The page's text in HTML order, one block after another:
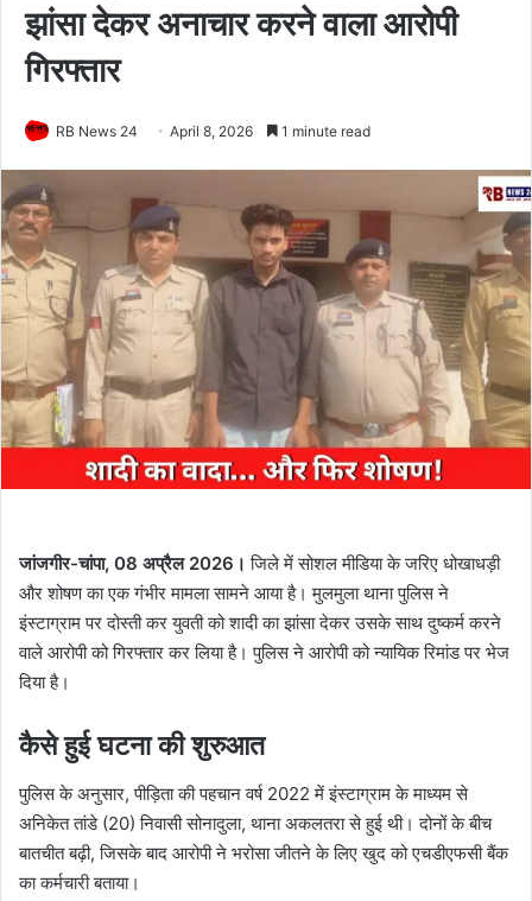
झांसा देकर अनाचार करने वाला आरोपी
गिरफ्तार
RB News 24 April 8, 2026 1 minute read
जांजगीर-चांपा, 08 अप्रैल 2026। जिले में सोशल मीडिया के जरिए धोखाधड़ी
और शोषण का एक गंभीर मामला सामने आया है। मुलमुला थाना पुलिस ने
इंस्टाग्राम पर दोस्ती कर युवती को शादी का झांसा देकर उसके साथ दुष्कर्म करने
वाले आरोपी को गिरफ्तार कर लिया है। पुलिस ने आरोपी को न्यायिक रिमांड पर भेज
दिया है।
कैसे हुई घटना की शुरुआत
पुलिस के अनुसार, पीड़िता की पहचान वर्ष 2022 में इंस्टाग्राम के माध्यम से
अनिकेत तांडे (20) निवासी सोनादुला, थाना अकलतरा से हुई थी। दोनों के बीच
बातचीत बढ़ी, जिसके बाद आरोपी ने भरोसा जीतने के लिए खुद को एचडीएफसी बैंक
का कर्मचारी बताया।